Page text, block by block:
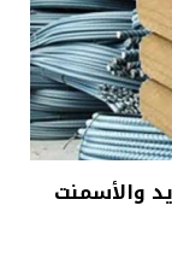
والأسمنت